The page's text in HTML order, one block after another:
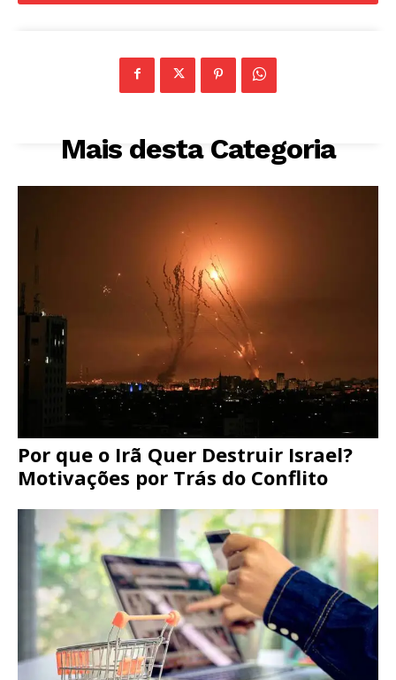
Mais desta Categoria
Por que o Irã Quer Destruir Israel?
Motivações por Trás do Conflito